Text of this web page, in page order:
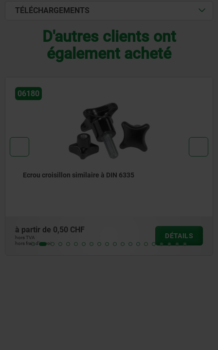
TÉLÉCHARGEMENTS
D'autres clients ont
également acheté
06180
Ecrou croisillon similaire à DIN 6335
à partir de 0,50 CHF
hors TVA
hors frais d’envoi
DÉTAILS